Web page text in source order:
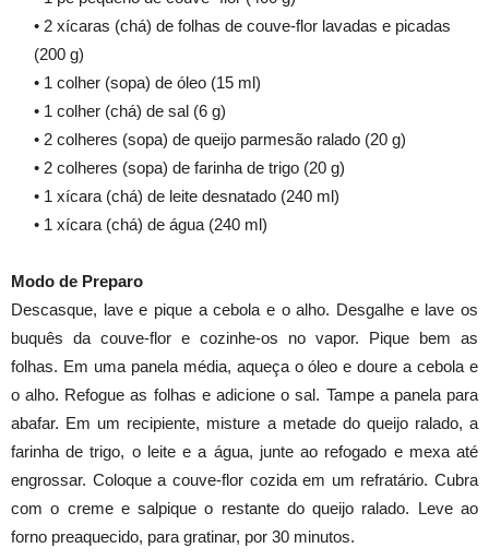
• 2 xícaras (chá) de folhas de couve-flor lavadas e picadas
(200 g)
• 1 colher (sopa) de óleo (15 ml)
• 1 colher (chá) de sal (6 g)
• 2 colheres (sopa) de queijo parmesão ralado (20 g)
• 2 colheres (sopa) de farinha de trigo (20 g)
• 1 xícara (chá) de leite desnatado (240 ml)
• 1 xícara (chá) de água (240 ml)
Modo de Preparo
Descasque, lave e pique a cebola e o alho. Desgalhe e lave os
buquês da couve-flor e cozinhe-os no vapor. Pique bem as
folhas. Em uma panela média, aqueça o óleo e doure a cebola e
o alho. Refogue as folhas e adicione o sal. Tampe a panela para
abafar. Em um recipiente, misture a metade do queijo ralado, a
farinha de trigo, o leite e a água, junte ao refogado e mexa até
engrossar. Coloque a couve-flor cozida em um refratário. Cubra
com o creme e salpique o restante do queijo ralado. Leve ao
forno preaquecido, para gratinar, por 30 minutos.